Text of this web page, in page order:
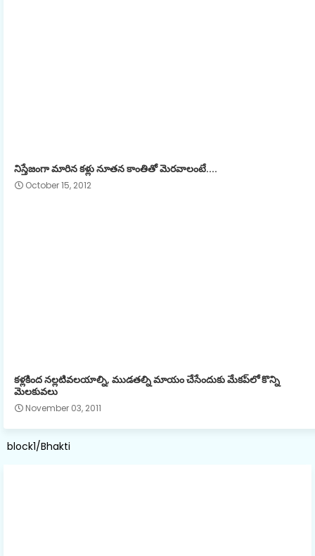
నిస్తేజంగా మారిన కళ్లు నూతన కాంతితో మెరవాలంటే....
October 15, 2012
కళ్లకింద నల్లటివలయాల్ని, ముడతల్ని మాయం చేసేందుకు మేకప్‌లో కొన్ని
మెలకువలు
November 03, 2011
block1/Bhakti